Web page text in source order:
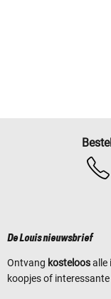
De Louis nieuwsbrief
Ontvang kosteloosalle
koopjes of